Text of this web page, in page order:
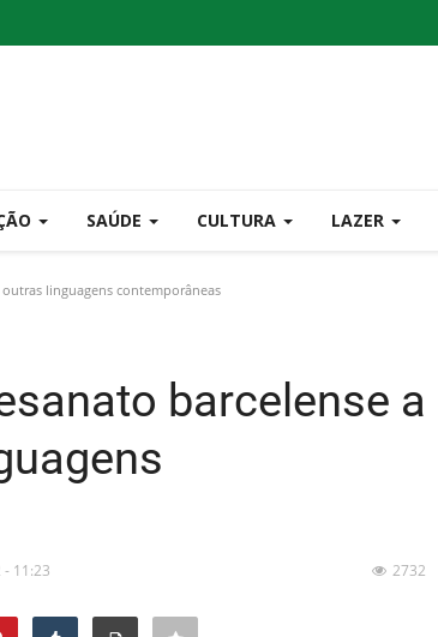
SAÚDE CULTURA LAZER
linguagens contemporâneas
barcelense a
11:23 2732